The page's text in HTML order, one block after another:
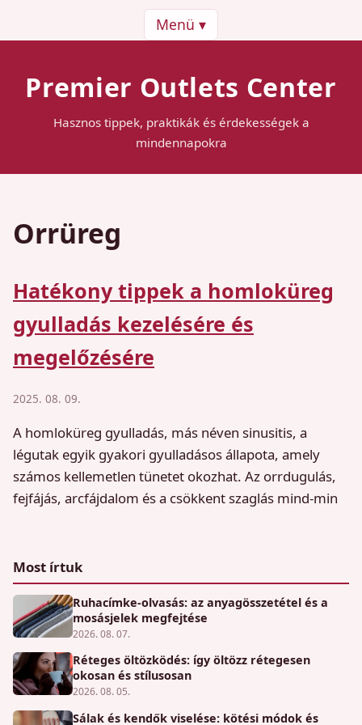
Menü ▾
Premier Outlets Center
Hasznos tippek, praktikák és érdekességek a
mindennapokra
Orrüreg
Hatékony tippek a homloküreg
gyulladás kezelésére és
megelőzésére
2025. 08. 09.
A homloküreg gyulladás, más néven sinusitis, a
légutak egyik gyakori gyulladásos állapota, amely
számos kellemetlen tünetet okozhat. Az orrdugulás,
fejfájás, arcfájdalom és a csökkent szaglás mind-min
Most írtuk
Ruhacímke-olvasás: az anyagösszetétel és a
mosásjelek megfejtése
2026. 08. 07.
Réteges öltözködés: így öltözz rétegesen
okosan és stílusosan
2026. 08. 05.
Sálak és kendők viselése: kötési módok és